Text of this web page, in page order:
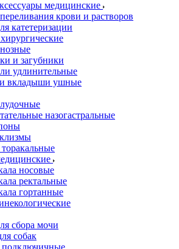
медицинские
крови и растворов
катетеризации
и загубники
удлинительные
вкладыши ушные
назогастральные
носовые
ректальные
гортанные
сбора мочи
собак
подключичные